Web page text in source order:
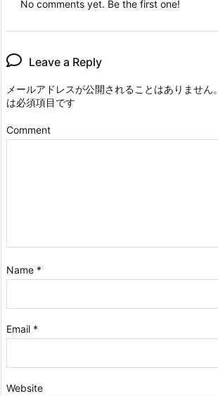
No comments yet. Be the first one!
Leave a Reply
メールアドレスが公開されることはありません。
は必須項目です
Comment
Name *
Email *
Website